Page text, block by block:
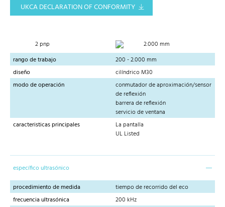
UKCA DECLARATION OF CONFORMITY
2 pnp
2.000 mm
rango de trabajo
200 - 2.000 mm
diseño
cilíndrico M30
modo de operación
conmutador de aproximación/sensor
de reflexión
barrera de reflexión
servicio de ventana
caracteristicas principales
La pantalla
UL Listed
específico ultrasónico
procedimiento de medida
tiempo de recorrido del eco
frecuencia ultrasónica
200 kHz